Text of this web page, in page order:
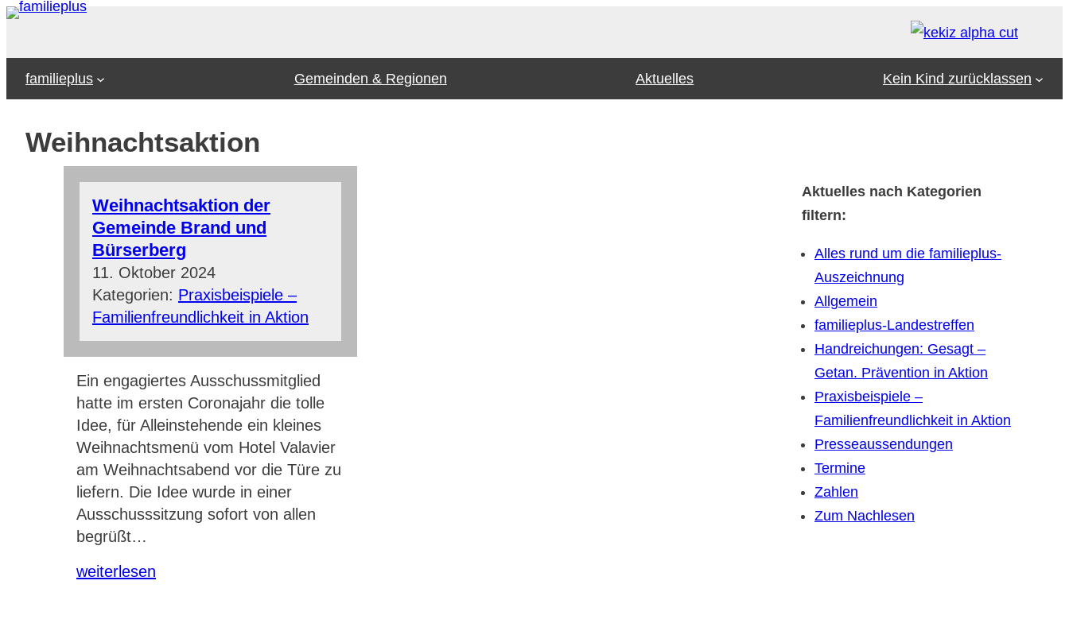
Zum
familieplus
Gemeinden & Regionen Aktuelles Kein Kind zurücklassen
Weihnachtsaktion
Weihnachtsaktion der
Gemeinde Brand und
Bürserberg
11. Oktober 2024
Kategorien: Praxisbeispiele –
Familienfreundlichkeit in Aktion
Ein engagiertes Ausschussmitglied
hatte im ersten Coronajahr die tolle
Idee, für Alleinstehende ein kleines
Weihnachtsmenü vom Hotel Valavier
am Weihnachtsabend vor die Türe zu
liefern. Die Idee wurde in einer
Ausschusssitzung sofort von allen
begrüßt…
weiterlesen
Aktuelles nach Kategorien
filtern:
Alles rund um die familieplus-
Auszeichnung
Allgemein
familieplus-Landestreffen
Handreichungen: Gesagt –
Getan. Prävention in Aktion
Praxisbeispiele –
Familienfreundlichkeit in Aktion
Presseaussendungen
Termine
Zahlen
Zum Nachlesen